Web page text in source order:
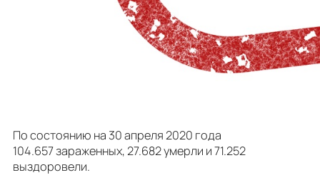
По состоянию на 30 апреля 2020 года
104.657 зараженных, 27.682 умерли и 71.252
выздоровели.